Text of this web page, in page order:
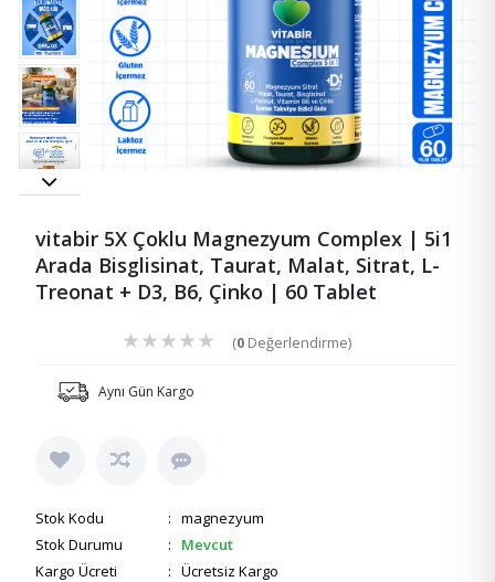
vitabir 5X Çoklu Magnezyum Complex | 5i1
Arada Bisglisinat, Taurat, Malat, Sitrat, L-
Treonat + D3, B6, Çinko | 60 Tablet
★★★★★ (0 Değerlendirme)
Aynı Gün Kargo
Stok Kodu
: magnezyum
Stok Durumu
: Mevcut
Kargo Ücreti
: Ücretsiz Kargo